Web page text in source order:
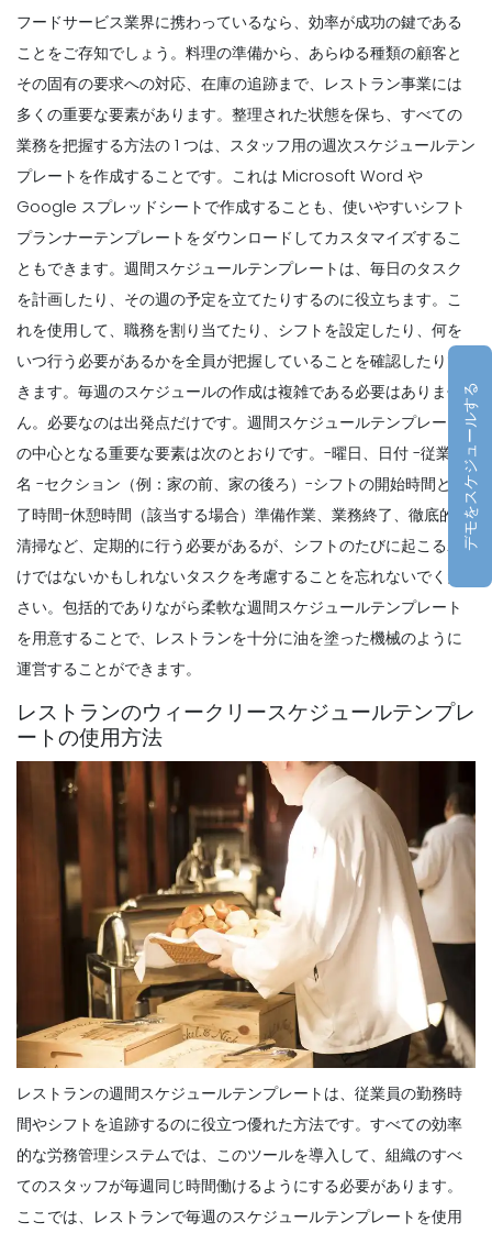
レストラン労働法レストランオーナー
Michelle Jaco Oct 12, 2020
Management
スケジュールアプリで戦略的な利点にスケ
ジューリングを有効にする方法あなたは可
用性だけに基づいて従業員のスケジュール
Michelle Jaco Oct 12, 2020
Management
レストランコミュニケーションのチームと
しての
Michelle Jaco Oct 12, 2020
Management
レストランでのスケジューリングアプリを
使用する必要がある理由顧客ロイヤルティ
に寄与する
Michelle Jaco Oct 12, 2020
6 離職率を下げるスケジューリング戦略
Michelle Jaco
5 強力な職場コミュニケーションの利点生
活の中でほとんどのもの
Michelle Jaco Oct 12, 2020
Scheduling
あなたの従業員が改善
Michelle Jaco Oct 12, 2020
Excel
Michelle Jaco Oct 12, 2020
Scheduling
フードサービス業界に携わっているなら、効率が成功の鍵である
ことをご存知でしょう。料理の準備から、あらゆる種類の顧客と
その固有の要求への対応、在庫の追跡まで、レストラン事業には
多くの重要な要素があります。整理された状態を保ち、すべての
業務を把握する方法の 1 つは、スタッフ用の週次スケジュールテン
プレートを作成することです。これは Microsoft Word や
Google スプレッドシートで作成することも、使いやすいシフト
プランナーテンプレートをダウンロードしてカスタマイズするこ
ともできます。 週間スケジュールテンプレートは、毎日のタスク
を計画したり、その週の予定を立てたりするのに役立ちます。こ
れを使用して、職務を割り当てたり、シフトを設定したり、何を
いつ行う必要があるかを全員が把握していることを確認したりで
きます。毎週のスケジュールの作成は複雑である必要はありませ
ん。必要なのは出発点だけです。 週間スケジュールテンプレート
の中心となる重要な要素は次のとおりです。-曜日、日付 -従業員
名 -セクション（例：家の前、家の後ろ） -シフトの開始時間と終
了時間-休憩時間（該当する場合） 準備作業、業務終了、徹底的な
清掃など、定期的に行う必要があるが、シフトのたびに起こるわ
けではないかもしれないタスクを考慮することを忘れないでくだ
さい。包括的でありながら柔軟な週間スケジュールテンプレート
を用意することで、レストランを十分に油を塗った機械のように
運営することができます。
レストランのウィークリースケジュールテンプレ
ートの使用方法
レストランの週間スケジュールテンプレートは、従業員の勤務時
間やシフトを追跡するのに役立つ優れた方法です。 すべての効率
的な労務管理システムでは、このツールを導入して、組織のすべ
てのスタッフが毎週同じ時間働けるようにする必要があります。
ここでは、レストランで毎週のスケジュールテンプレートを使用
デモをスケジュールする